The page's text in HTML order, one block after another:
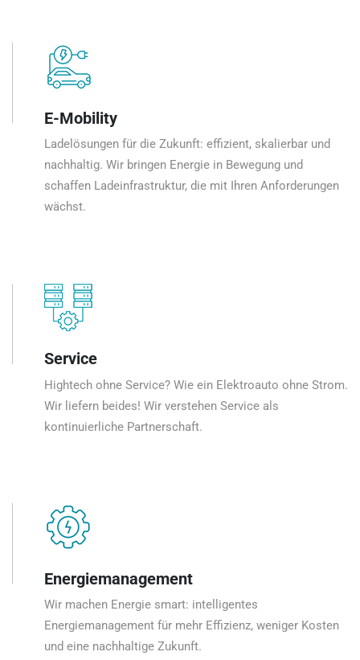
E-Mobility
Ladelösungen für die Zukunft: effizient, skalierbar und
nachhaltig. Wir bringen Energie in Bewegung und
schaffen Ladeinfrastruktur, die mit Ihren Anforderungen
wächst.
Service
Hightech ohne Service? Wie ein Elektroauto ohne Strom.
Wir liefern beides! Wir verstehen Service als
kontinuierliche Partnerschaft.
Energiemanagement
Wir machen Energie smart: intelligentes
Energiemanagement für mehr Effizienz, weniger Kosten
und eine nachhaltige Zukunft.